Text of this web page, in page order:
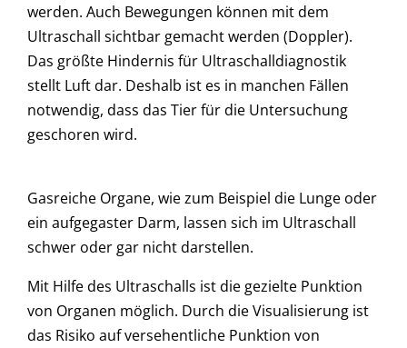
werden. Auch Bewegungen können mit dem
Ultraschall sichtbar gemacht werden (Doppler).
Das größte Hindernis für Ultraschalldiagnostik
stellt Luft dar. Deshalb ist es in manchen Fällen
notwendig, dass das Tier für die Untersuchung
geschoren wird.
Gasreiche Organe, wie zum Beispiel die Lunge oder
ein aufgegaster Darm, lassen sich im Ultraschall
schwer oder gar nicht darstellen.
Mit Hilfe des Ultraschalls ist die gezielte Punktion
von Organen möglich. Durch die Visualisierung ist
das Risiko auf versehentliche Punktion von